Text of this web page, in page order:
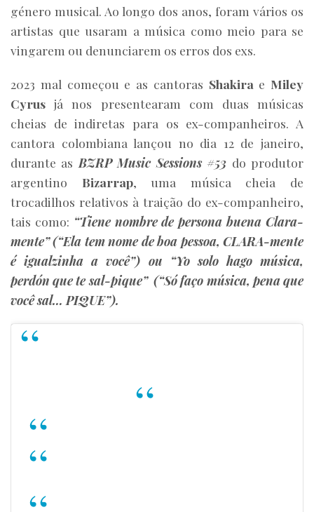
género musical. Ao longo dos anos, foram vários os
artistas que usaram a música como meio para se
vingarem ou denunciarem os erros dos exs.
2023 mal começou e as cantoras Shakira e Miley
Cyrus já nos presentearam com duas músicas
cheias de indiretas para os ex-companheiros. A
cantora colombiana lançou no dia 12 de janeiro,
durante as BZRP Music Sessions #53 do produtor
argentino Bizarrap, uma música cheia de
trocadilhos relativos à traição do ex-companheiro,
tais como: “Tiene nombre de persona buena Clara-
mente” (“Ela tem nome de boa pessoa, CLARA-mente
é igualzinha a você”) ou “Yo solo hago música,
perdón que te sal-pique” (“Só faço música, pena que
você sal… PIQUE”).